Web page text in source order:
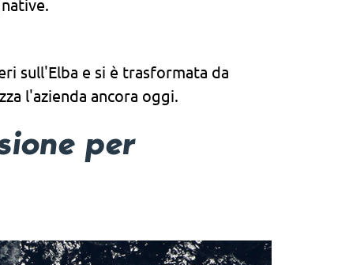
sull'Elba e si è trasformata da
l'azienda ancora oggi.
per